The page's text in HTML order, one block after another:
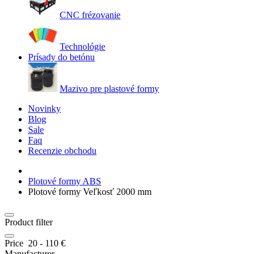
CNC frézovanie
Technológie
Prísady do betónu
Mazivo pre plastové formy
Novinky
Blog
Sale
Faq
Recenzie obchodu
Plotové formy ABS
Plotové formy Veľkosť 2000 mm
Product filter
Price 20 - 110 €